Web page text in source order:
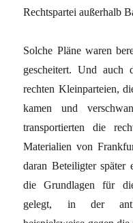
Rechtspartei außerhalb
Solche Pläne waren
gescheitert. Und
rechten Kleinparteien,
kamen und
transportierten die
Materialien von
daran Beteiligter
die Grundlagen für
gelegt, in der